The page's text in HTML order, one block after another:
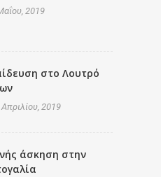
2019
στο Λουτρό
Απριλίου, 2019
άσκηση στην